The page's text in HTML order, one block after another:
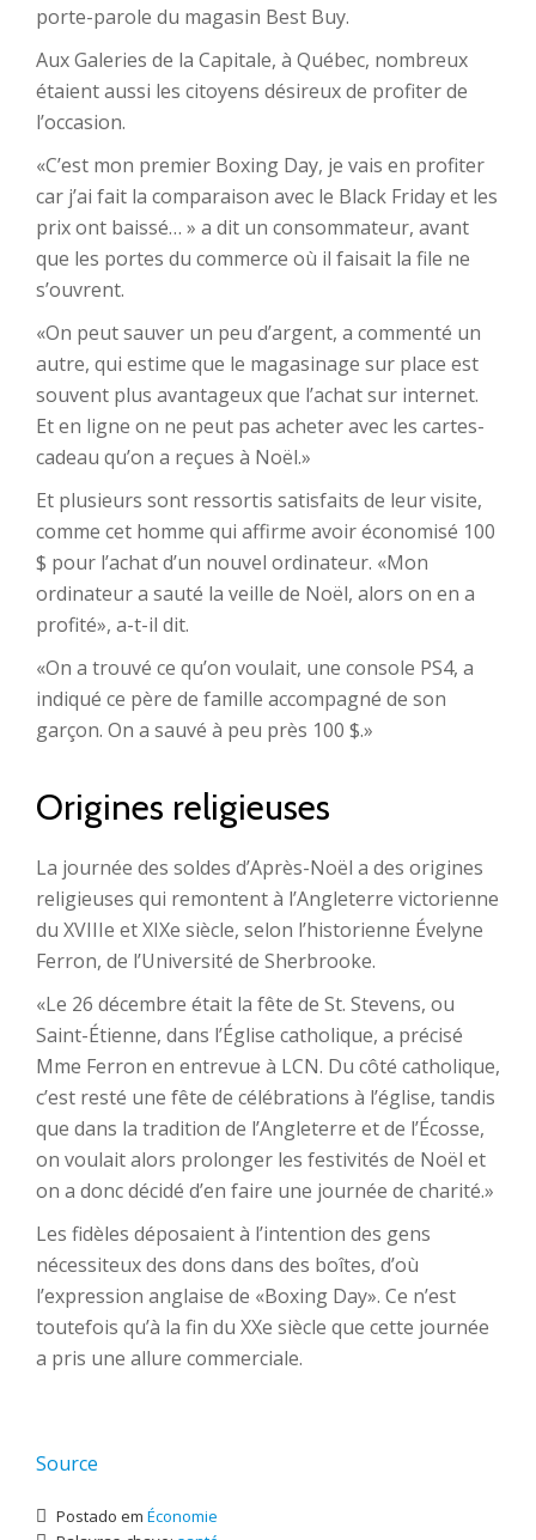
porte-parole du magasin Best Buy.
Aux Galeries de la Capitale, à Québec, nombreux
étaient aussi les citoyens désireux de profiter de
l’occasion.
«C’est mon premier Boxing Day, je vais en profiter
car j’ai fait la comparaison avec le Black Friday et les
prix ont baissé… » a dit un consommateur, avant
que les portes du commerce où il faisait la file ne
s’ouvrent.
«On peut sauver un peu d’argent, a commenté un
autre, qui estime que le magasinage sur place est
souvent plus avantageux que l’achat sur internet.
Et en ligne on ne peut pas acheter avec les cartes-
cadeau qu’on a reçues à Noël.»
Et plusieurs sont ressortis satisfaits de leur visite,
comme cet homme qui affirme avoir économisé 100
$ pour l’achat d’un nouvel ordinateur. «Mon
ordinateur a sauté la veille de Noël, alors on en a
profité», a-t-il dit.
«On a trouvé ce qu’on voulait, une console PS4, a
indiqué ce père de famille accompagné de son
garçon. On a sauvé à peu près 100 $.»
Origines religieuses
La journée des soldes d’Après-Noël a des origines
religieuses qui remontent à l’Angleterre victorienne
du XVIIIe et XIXe siècle, selon l’historienne Évelyne
Ferron, de l’Université de Sherbrooke.
«Le 26 décembre était la fête de St. Stevens, ou
Saint-Étienne, dans l’Église catholique, a précisé
Mme Ferron en entrevue à LCN. Du côté catholique,
c’est resté une fête de célébrations à l’église, tandis
que dans la tradition de l’Angleterre et de l’Écosse,
on voulait alors prolonger les festivités de Noël et
on a donc décidé d’en faire une journée de charité.»
Les fidèles déposaient à l’intention des gens
nécessiteux des dons dans des boîtes, d’où
l’expression anglaise de «Boxing Day». Ce n’est
toutefois qu’à la fin du XXe siècle que cette journée
a pris une allure commerciale.
Source
Postado em Économie